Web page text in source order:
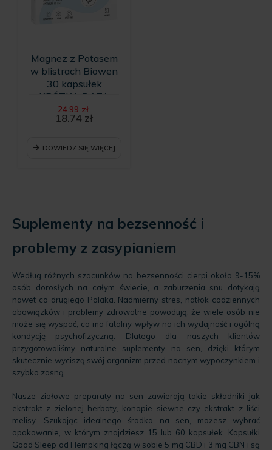
Magnez z Potasem
w blistrach Biowen
30 kapsułek
KRÓTKA DATA
WAŻNOŚCI
24.99zł
cena
18.74 zł
wynosi:
DOWIEDZ SIĘ WIĘCEJ
Suplementy na bezsenność i
problemy z zasypianiem
Według różnych szacunków na bezsenności cierpi około 9-15%
osób dorosłych na całym świecie, a zaburzenia snu dotykają
nawet co drugiego Polaka. Nadmierny stres, natłok codziennych
obowiązków i problemy zdrowotne powodują, że wiele osób nie
może się wyspać, co ma fatalny wpływ na ich wydajność i ogólną
kondycję psychofizyczną. Dlatego dla naszych klientów
przygotowaliśmy naturalne suplementy na sen, dzięki którym
skutecznie wyciszą swój organizm przed nocnym wypoczynkiem i
szybko zasną.
Nasze ziołowe preparaty na sen zawierają takie składniki jak
ekstrakt z zielonej herbaty, konopie siewne czy ekstrakt z liści
melisy. Szukając idealnego środka na sen, możesz wybrać
opakowanie, w którym znajdziesz 15 lub 60 kapsułek. Kapsułki
Good Sleep od Hempking łączą w sobie 5 mg CBD i 3 mg CBN i są